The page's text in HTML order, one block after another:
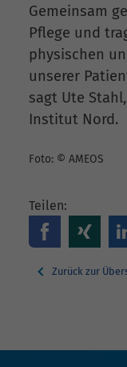
Gemeinsam
Pflege und
physischen
unserer
sagt Ute
Institut Nord.
Foto: © AMEOS
Teilen:
Zurück zur